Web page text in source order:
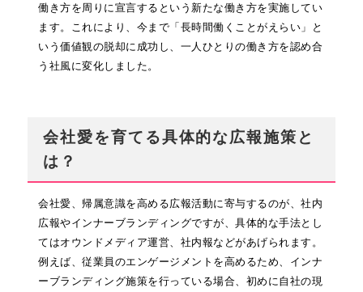
働き方を周りに宣言するという新たな働き方を実施してい
ます。これにより、今まで「長時間働くことがえらい」と
いう価値観の脱却に成功し、一人ひとりの働き方を認め合
う社風に変化しました。
会社愛を育てる具体的な広報施策と
は？
会社愛、帰属意識を高める広報活動に寄与するのが、社内
広報やインナーブランディングですが、具体的な手法とし
てはオウンドメディア運営、社内報などがあげられます。
例えば、従業員のエンゲージメントを高めるため、インナ
ーブランディング施策を行っている場合、初めに自社の現